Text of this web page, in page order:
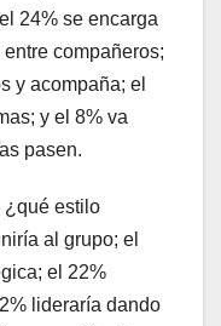
24% se encarga
compañeros;
y acompaña; el
y el 8% va
pasen.
¿qué estilo
al grupo; el
el 22%
lideraría dando